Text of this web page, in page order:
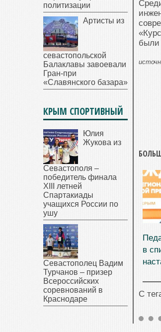
были
в
С
политизации
Артисты из
севастопольской
Балаклавы завоевали
Гран-при
«Славянского базара»
КРЫМ СПОРТИВНЫЙ
Юлия
Жукова из
Севастополя –
победитель финала
XIII летней
Спартакиады
учащихся России по
ушу
Севастополец Вадим
Турчанов – призер
Всероссийских
соревнований в
Краснодаре